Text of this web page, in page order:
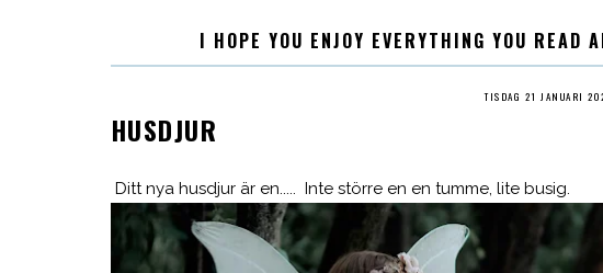
I HOPE YOU ENJOY EVERYTHING YOU READ
TISDAG 21 JANUARI
HUSDJUR
Ditt nya husdjur är en..... Inte större en en tumme, lite busig.